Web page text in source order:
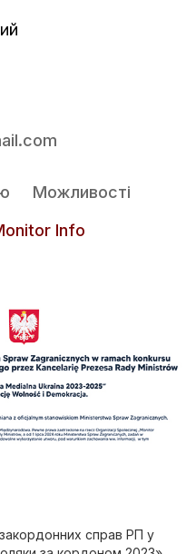
Можливості
Info
справ РП у